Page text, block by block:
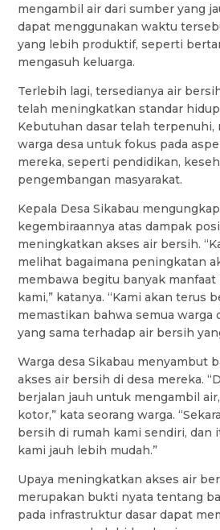
mengambil air dari sumber yang
dapat menggunakan waktu
yang lebih produktif, seperti
mengasuh keluarga.
Terlebih lagi, tersedianya air
telah meningkatkan standar hidup
Kebutuhan dasar telah terpenuhi,
warga desa untuk fokus pada
mereka, seperti pendidikan,
pengembangan masyarakat.
Kepala Desa Sikabau
kegembiraannya atas dampak
meningkatkan akses air bersih.
melihat bagaimana peningkatan
membawa begitu banyak manfaat
kami,” katanya. “Kami akan terus
memastikan bahwa semua warga
yang sama terhadap air bersih
Warga desa Sikabau menyambut
akses air bersih di desa mereka.
berjalan jauh untuk mengambil
kotor,” kata seorang warga.
bersih di rumah kami sendiri, dan
kami jauh lebih mudah.”
Upaya meningkatkan akses air
merupakan bukti nyata tentang
pada infrastruktur dasar dapat